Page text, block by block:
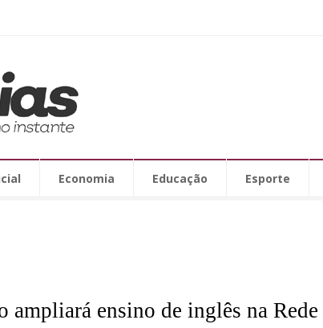
Economia Educação Esporte
ensino de inglês na